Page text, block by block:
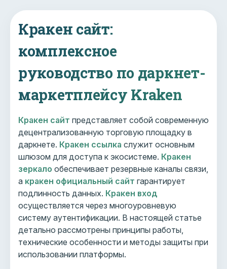
Кракен сайт:
комплексное
руководство по даркнет-
маркетплейсу Kraken
Кракен сайт представляет собой современную
децентрализованную торговую площадку в
даркнете. Кракен ссылка служит основным
шлюзом для доступа к экосистеме. Кракен
зеркало обеспечивает резервные каналы связи,
а кракен официальный сайт гарантирует
подлинность данных. Кракен вход
осуществляется через многоуровневую
систему аутентификации. В настоящей статье
детально рассмотрены принципы работы,
технические особенности и методы защиты при
использовании платформы.